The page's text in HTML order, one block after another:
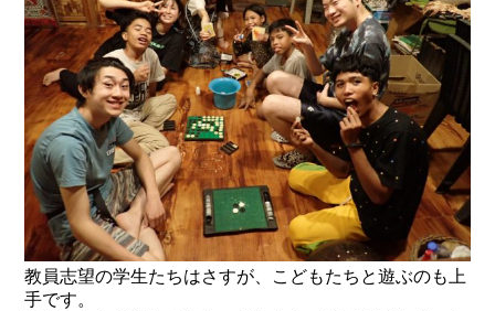
教員志望の学生たちはさすが、こどもたちと遊ぶのも上
手です。